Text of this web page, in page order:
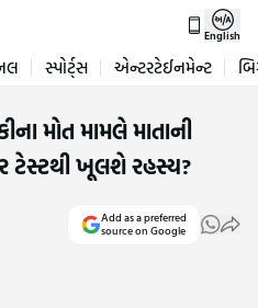
English
સ્પોર્ટ્સ એન્ટરટેઈનમેન્ટ
મોત મામલે માતાની
ટેસ્ટથી ખૂલશે રહસ્ય?
Add as a preferred
source on Google